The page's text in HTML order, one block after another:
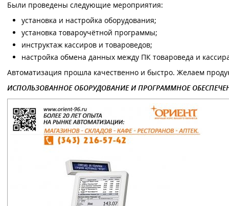
Были проведены следующие мероприятия:
установка и настройка оборудования;
установка товароучётной программы;
инструктаж кассиров и товароведов;
настройка обмена данных между ПК товароведа и
Автоматизация прошла качественно и быстро. Желаем
ИСПОЛЬЗОВАННОЕ ОБОРУДОВАНИЕ И ПРОГРАММНОЕ